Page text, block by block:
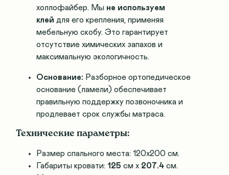
холлофайбер. Мы не используем
клей для его крепления, применяя
мебельную скобу. Это гарантирует
отсутствие химических запахов и
максимальную экологичность.
Основание: Разборное ортопедическое
основание (ламели) обеспечивает
правильную поддержку позвоночника и
продлевает срок службы матраса.
Технические параметры:
Размер спального места: 120х200 см.
Габариты кровати: 125 см x 207.4 см.